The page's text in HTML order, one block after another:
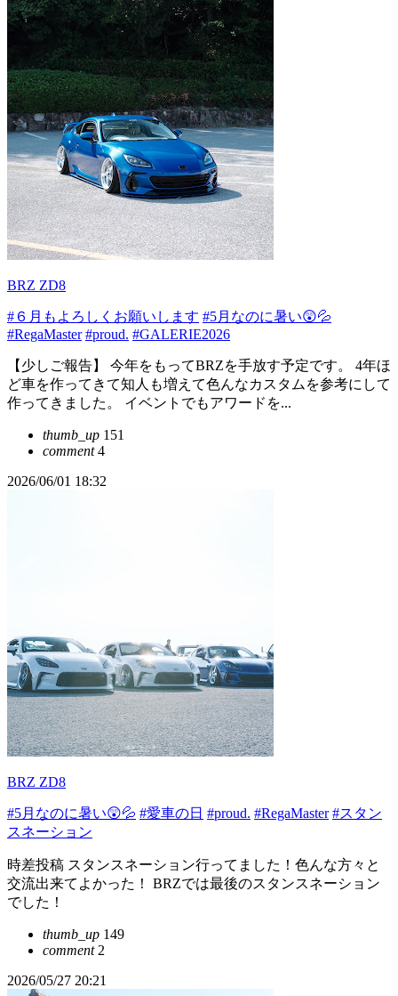
BRZ ZD8
#６月もよろしくお願いします #5月なのに暑い😲💦
#RegaMaster #proud. #GALERIE2026
【少しご報告】 今年をもってBRZを手放す予定です。 4年ほ
ど車を作ってきて知人も増えて色んなカスタムを参考にして
作ってきました。 イベントでもアワードを...
thumb_up 151
comment4
2026/06/01 18:32
BRZ ZD8
#5月なのに暑い😲💦 #愛車の日 #proud. #RegaMaster #スタン
スネーション
時差投稿 スタンスネーション行ってました！色んな方々と
交流出来てよかった！ BRZでは最後のスタンスネーション
でした！
thumb_up 149
comment2
2026/05/27 20:21